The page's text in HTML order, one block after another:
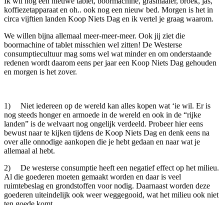
koffiezetapparaat en oh.. ook nog een nieuw bed. Morgen is het in
circa vijftien landen Koop Niets Dag en ik vertel je graag waarom.
We willen bijna allemaal meer-meer-meer. Ook jij ziet die
boormachine of tablet misschien wel zitten! De Westerse
consumptiecultuur mag soms wel wat minder en om onderstaande
redenen wordt daarom eens per jaar een Koop Niets Dag gehouden
en morgen is het zover.
1) Niet iedereen op de wereld kan alles kopen wat ‘ie wil. Er is
nog steeds honger en armoede in de wereld en ook in de “rijke
landen” is de welvaart nog ongelijk verdeeld. Probeer hier eens
bewust naar te kijken tijdens de Koop Niets Dag en denk eens na
over alle onnodige aankopen die je hebt gedaan en naar wat je
allemaal al hebt.
2) De westerse consumptie heeft een negatief effect op het milieu.
Al die goederen moeten gemaakt worden en daar is veel
ruimtebeslag en grondstoffen voor nodig. Daarnaast worden deze
goederen uiteindelijk ook weer weggegooid, wat het milieu ook niet